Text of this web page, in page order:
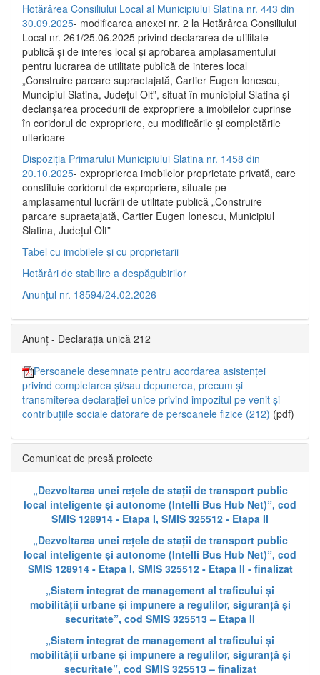
Hotărârea Consiliului Local al Municipiului Slatina nr. 443 din
30.09.2025- modificarea anexei nr. 2 la Hotărârea Consiliului
Local nr. 261/25.06.2025 privind declararea de utilitate
publică şi de interes local şi aprobarea amplasamentului
pentru lucrarea de utilitate publică de interes local
„Construire parcare supraetajată, Cartier Eugen Ionescu,
Muncipiul Slatina, Judeţul Olt”, situat în municipiul Slatina şi
declanşarea procedurii de expropriere a imobilelor cuprinse
în coridorul de expropriere, cu modificările şi completările
ulterioare
Dispoziția Primarului Municipiului Slatina nr. 1458 din
20.10.2025- exproprierea imobilelor proprietate privată, care
constituie coridorul de expropriere, situate pe
amplasamentul lucrării de utilitate publică „Construire
parcare supraetajată, Cartier Eugen Ionescu, Municipiul
Slatina, Județul Olt”
Tabel cu imobilele și cu proprietarii
Hotărâri de stabilire a despăgubirilor
Anunțul nr. 18594/24.02.2026
Anunț - Declarația unică 212
Persoanele desemnate pentru acordarea asistenței
privind completarea și/sau depunerea, precum și
transmiterea declarației unice privind impozitul pe venit și
contribuțiile sociale datorare de persoanele fizice (212) (pdf)
Comunicat de presă proiecte
„Dezvoltarea unei rețele de stații de transport public
local inteligente și autonome (Intelli Bus Hub Net)”, cod
SMIS 128914 - Etapa I, SMIS 325512 - Etapa II
„Dezvoltarea unei rețele de stații de transport public
local inteligente și autonome (Intelli Bus Hub Net)”, cod
SMIS 128914 - Etapa I, SMIS 325512 - Etapa II - finalizat
„Sistem integrat de management al traficului și
mobilității urbane și impunere a regulilor, siguranță și
securitate”, cod SMIS 325513 – Etapa II
„Sistem integrat de management al traficului și
mobilității urbane și impunere a regulilor, siguranță și
securitate”, cod SMIS 325513 – finalizat